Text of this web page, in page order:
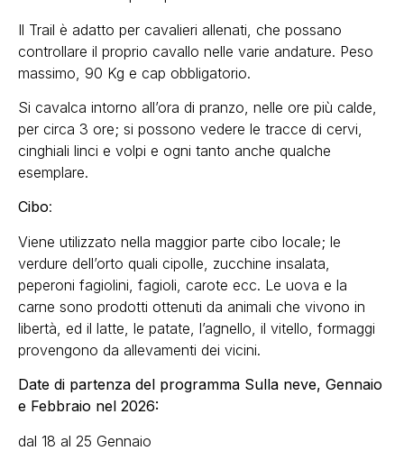
Il Trail è adatto per cavalieri allenati, che possano
controllare il proprio cavallo nelle varie andature. Peso
massimo, 90 Kg e cap obbligatorio.
Si cavalca intorno all’ora di pranzo, nelle ore più calde,
per circa 3 ore; si possono vedere le tracce di cervi,
cinghiali linci e volpi e ogni tanto anche qualche
esemplare.
Cibo:
Viene utilizzato nella maggior parte cibo locale; le
verdure dell’orto quali cipolle, zucchine insalata,
peperoni fagiolini, fagioli, carote ecc. Le uova e la
carne sono prodotti ottenuti da animali che vivono in
libertà, ed il latte, le patate, l’agnello, il vitello, formaggi
provengono da allevamenti dei vicini.
Date di partenza del programma Sulla neve, Gennaio
e Febbraio nel 2026:
dal 18 al 25 Gennaio